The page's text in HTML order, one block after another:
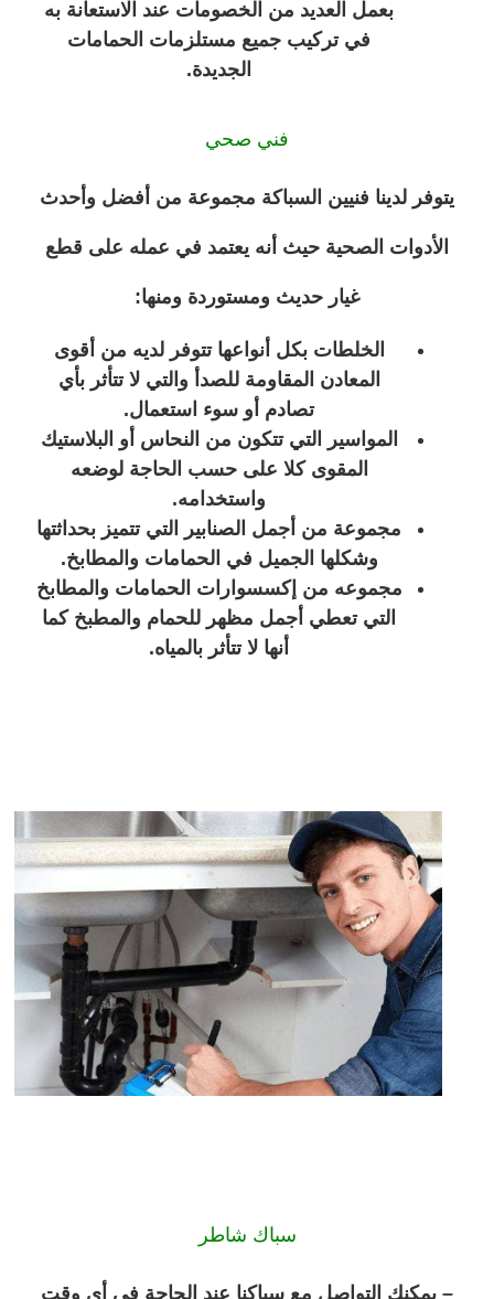
بعمل العديد من الخصومات عند الاستعانة به
في تركيب جميع مستلزمات الحمامات
الجديدة.
فني صحي
يتوفر لدينا فنيين السباكة مجموعة من أفضل وأحدث
الأدوات الصحية حيث أنه يعتمد في عمله على قطع
غيار حديث ومستوردة ومنها:
الخلطات بكل أنواعها تتوفر لديه من أقوى
المعادن المقاومة للصدأ والتي لا تتأثر بأي
تصادم أو سوء استعمال.
المواسير التي تتكون من النحاس أو البلاستيك
المقوى كلا على حسب الحاجة لوضعه
واستخدامه.
مجموعة من أجمل الصنابير التي تتميز بحداثتها
وشكلها الجميل في الحمامات والمطابخ.
مجموعه من إكسسوارات الحمامات والمطابخ
التي تعطي أجمل مظهر للحمام والمطبخ كما
أنها لا تتأثر بالمياه.
سباك شاطر
– يمكنك التواصل مع سباكنا عند الحاجة في أي وقت